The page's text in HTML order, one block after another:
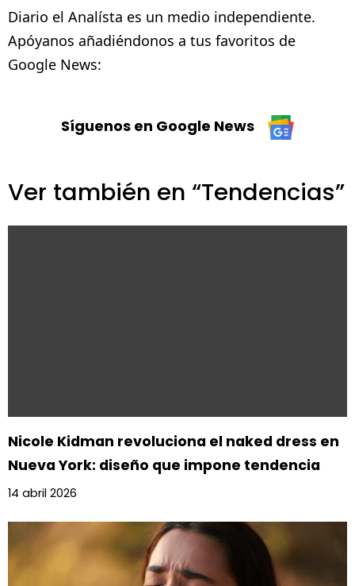
Diario el Analísta es un medio independiente.
Apóyanos añadiéndonos a tus favoritos de
Google News:
Síguenos en Google News
Ver también en “Tendencias”
Nicole Kidman revoluciona el naked dress en
Nueva York: diseño que impone tendencia
14 abril 2026